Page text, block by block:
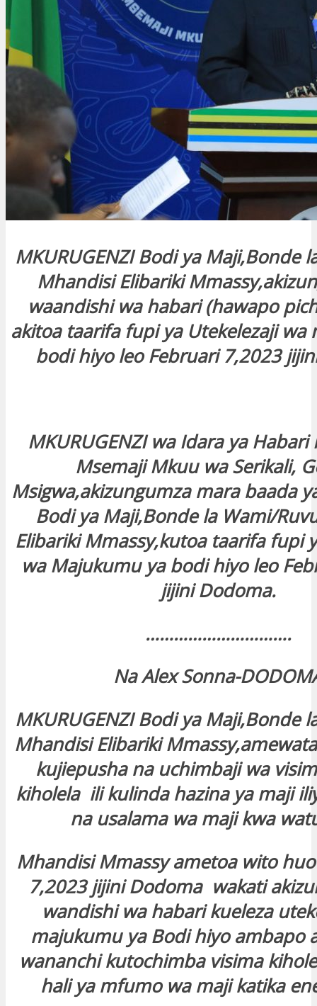
MKURUGENZI Bodi ya Maji,Bonde
Mhandisi Elibariki
waandishi wa habari (hawapo
akitoa taarifa fupi ya Utekelezaji wa
bodi hiyo leo Februari 7,2023
MKURUGENZI wa Idara ya Habari
Msemaji Mkuu wa Serikali,
Msigwa,akizungumza mara baada
Bodi ya Maji,Bonde la Wami/
Elibariki Mmassy,kutoa taarifa fupi
wa Majukumu ya bodi hiyo leo
jijini Dodoma.
………………………….
Na Alex Sonna-
MKURUGENZI Bodi ya Maji,Bonde
Mhandisi Elibariki
kujiepusha na uchimbaji wa
kiholela ili kulinda hazina ya maji
na usalama wa maji kwa
Mhandisi Mmassy ametoa wito
7,2023 jijini Dodoma wakati
wandishi wa habari kueleza
majukumu ya Bodi hiyo ambapo
wananchi kutochimba visima
hali ya mfumo wa maji katika